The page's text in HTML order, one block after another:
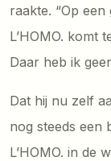
raakte. “Op
L’HOMO. komt
Daar heb ik
Dat hij nu zelf
nog steeds een
L’HOMO. in de